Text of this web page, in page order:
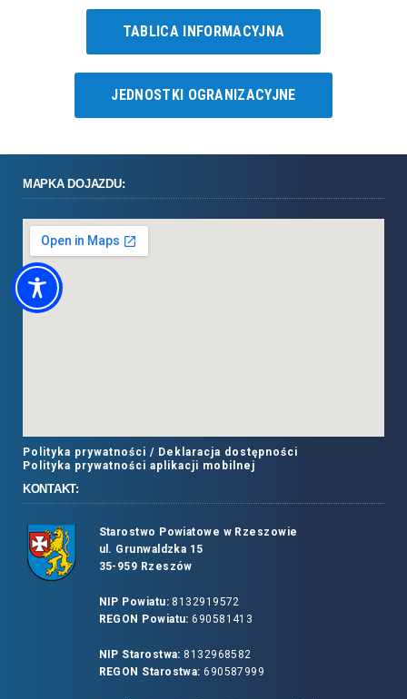
TABLICA INFORMACYJNA
JEDNOSTKI OGRANIZACYJNE
MAPKA DOJAZDU:
Polityka prywatności / Deklaracja dostępności
Polityka prywatności aplikacji mobilnej
KONTAKT:
Starostwo Powiatowe w Rzeszowie
ul. Grunwaldzka 15
35-959 Rzeszów
NIP Powiatu:8132919572
REGON Powiatu: 690581413
NIP Starostwa: 8132968582
REGON Starostwa: 690587999